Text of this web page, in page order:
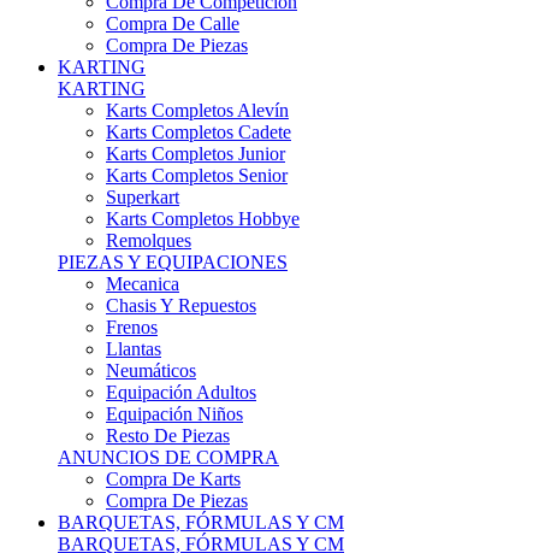
Compra De Calle
Compra De Piezas
KARTING
KARTING
Karts Completos Alevín
Karts Completos Cadete
Karts Completos Junior
Karts Completos Senior
Superkart
Karts Completos Hobbye
Remolques
PIEZAS Y EQUIPACIONES
Mecanica
Chasis Y Repuestos
Frenos
Llantas
Neumáticos
Equipación Adultos
Equipación Niños
Resto De Piezas
ANUNCIOS DE COMPRA
Compra De Karts
Compra De Piezas
BARQUETAS, FÓRMULAS Y CM
BARQUETAS, FÓRMULAS Y CM